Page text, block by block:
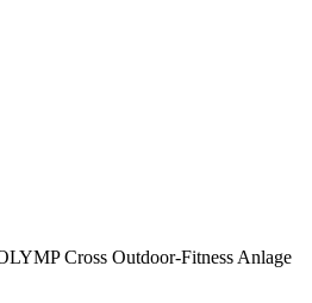
Cross Outdoor-Fitness Anlage